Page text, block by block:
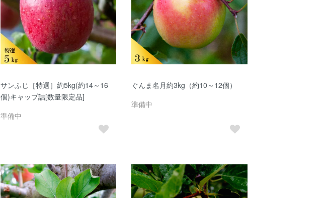
サンふじ［特選］約5kg(約14～16
個)キャップ詰[数量限定品]
準備中
ぐんま名月約3kg（約10～12個）
準備中